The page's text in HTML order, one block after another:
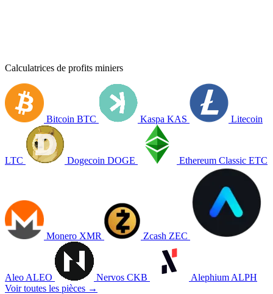
Calculatrices de profits miniers
Bitcoin BTC Kaspa KAS Litecoin
LTC Dogecoin DOGE Ethereum Classic ETC
Monero XMR Zcash ZEC
Aleo ALEO Nervos CKB Alephium ALPH
Voir toutes les pièces →